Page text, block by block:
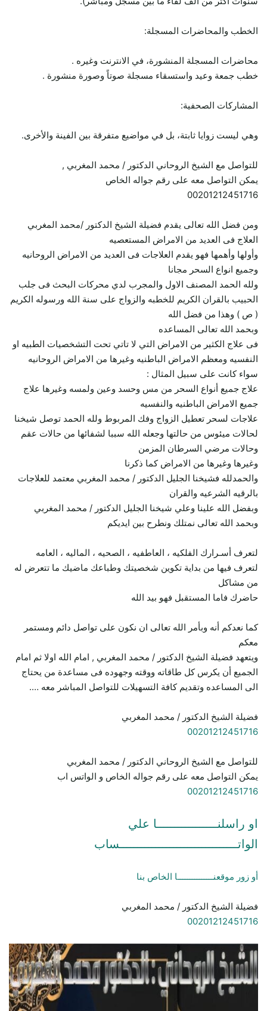
الخطب والمحاضرات المسجلة:
محاضرات المسجلة المنشورة، في الانترنت وغيره .
خطب جمعة وعيد واستسقاء مسجلة صوتاً وصورة منشورة .
المشاركات الصحفية:
وهي ليست زوايا ثابتة، بل في مواضيع متفرقة بين الفينة والأخرى.
للتواصل مع الشيخ الروحاني الدكتور / محمد المغربي ,
يمكن التواصل معه على رقم جواله الخاص
00201212451716
ومن فضل الله تعالى يقدم فضيلة الشيخ الدكتور /محمد المغربي
العلاج فى العديد من الامراض المستعصيه
وأولها وأهمها فهو يقدم العلاجات فى العديد من الامراض الروحانيه
وجميع انواع السحر مجانا
ولله الحمد المصنف الاول والمجرب لدي محركات البحث فى جلب
الحبيب بالقران الكريم للخطبه والزواج على سنة الله ورسوله الكريم
( ص ) وهذا من فضل الله
وبحمد الله تعالى المساعده
فى علاج الكثير من الامراض التي لا تاتي تحت التشخصيات الطبيه او
النفسيه ومعظم الامراض الباطنيه وغيرها من الامراض الروحانيه
سواء كانت على سبيل المثال :
علاج جميع أنواع السحر من مس وحسد وعين ولمسه وغيرها علاج
جميع الامراض الباطنيه والنفسيه
علاجات لسحر تعطيل الزواج وفك المربوط ولله الحمد توصل شيخنا
لحالات ميئوس من حالتها وجعله الله سببا لشفائها من حالات عقم
وحالات مرضي السرطان المزمن
وغيرها وغيرها من الامراض كما ذكرنا
والحمدلله فشيخنا الجليل الدكتور / محمد المغربي معتمد للعلاجات
بالرقيه الشرعيه والقران
وبفضل الله علينا وعلي شيخنا الجليل الدكتور / محمد المغربي
وبحمد الله تعالى نمتلك ونطرح بين ايديكم
لتعرف أسـرارك الفلكيه ، العاطفيه ، الصحيه ، الماليه ، العامه
لتعرف فيها من بداية تكوين شخصيتك وطباعك ماضيك ما تتعرض له
من مشاكل
حاضرك فاما المستقبل فهو بيد الله
كما نعدكم أنه وبأمر الله تعالى ان نكون على تواصل دائم ومستمر
معكم
ويتعهد فضيلة الشيخ الدكتور / محمد المغربي , امام الله اولا ثم امام
الجميع أن يكرس كل طاقاته ووقته وجهوده فى مساعدة من يحتاج
الى المساعده وتقديم كافة التسهيلات للتواصل المباشر معه ….
فضيلة الشيخ الدكتور / محمد المغربي
00201212451716
للتواصل مع الشيخ الروحاني الدكتور / محمد المغربي
يمكن التواصل معه على رقم جواله الخاص و الواتس اب
00201212451716
او راسلنـــــــــــــــــا علي
الواتـــــــــــــــــــــــــــــــــساب
أو زور موقعنـــــــــــــــا الخاص بنا
فضيلة الشيخ الدكتور / محمد المغربي
00201212451716